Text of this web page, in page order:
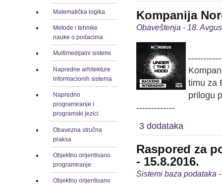
Matematička logika
Metode i tehnike
nauke o podacima
Multimedijalni sistemi
Napredne arhitekture
informacionih sistema
Napredno
programiranje i
programski jezici
Obavezna stručna
praksa
Objektno orijentisano
programiranje
Objektno orijentisano
Kompanija
Obaveštenja - 18.
timu za
prilogu
-------------
3 dodataka
Raspored za
- 15.8.2016.
Sistemi baza podataka